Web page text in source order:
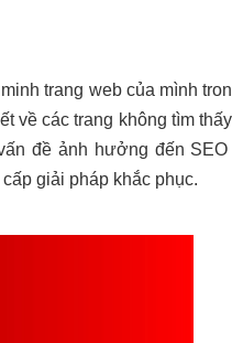
trang web của mình
về các trang không tìm
đề ảnh hưởng đến SEO
giải pháp khắc phục.